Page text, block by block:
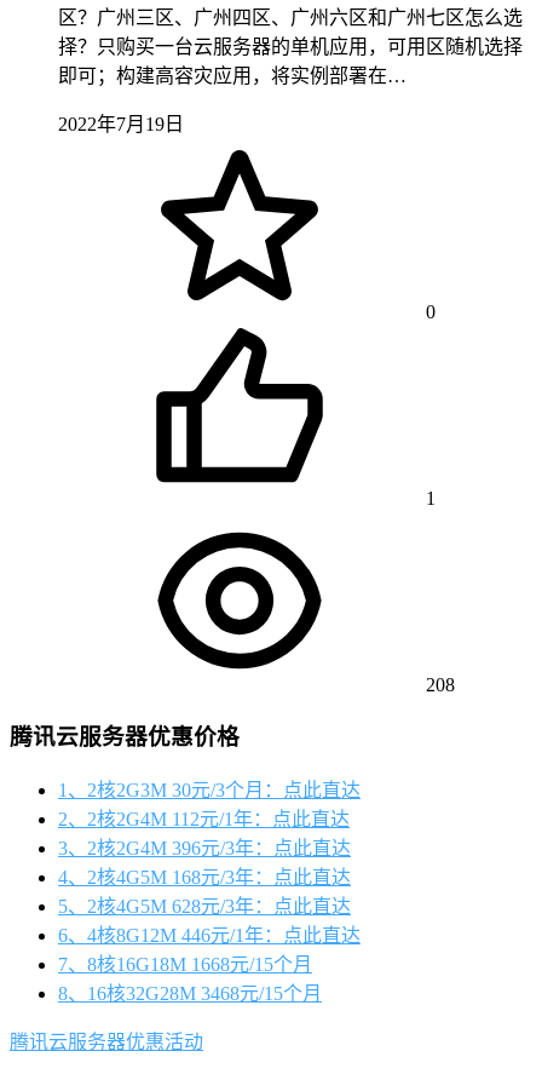
区？广州三区、广州四区、广州六区和广州七区怎么选
择？只购买一台云服务器的单机应用，可用区随机选择
即可；构建高容灾应用，将实例部署在…
2022年7月19日
0
1
208
腾讯云服务器优惠价格
1、2核2G3M 30元/3个月：点此直达
2、2核2G4M 112元/1年：点此直达
3、2核2G4M 396元/3年：点此直达
4、2核4G5M 168元/3年：点此直达
5、2核4G5M 628元/3年：点此直达
6、4核8G12M 446元/1年：点此直达
7、8核16G18M 1668元/15个月
8、16核32G28M 3468元/15个月
腾讯云服务器优惠活动